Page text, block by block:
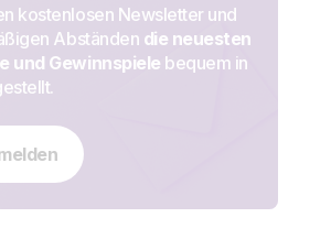
kostenlosen Newsletter und
Abständen die neuesten
und Gewinnspiele bequem in